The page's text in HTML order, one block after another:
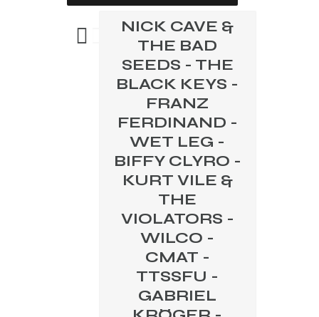
NICK CAVE &
THE BAD
SEEDS - THE
BLACK KEYS -
FRANZ
FERDINAND -
WET LEG -
BIFFY CLYRO -
KURT VILE &
THE
VIOLATORS -
WILCO -
CMAT -
TTSSFU -
GABRIEL